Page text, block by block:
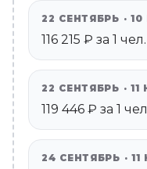
22 СЕНТЯБРЬ ·
116 215 ₽ за 1
22 СЕНТЯБРЬ · 11
119 446 ₽ за 1
24 СЕНТЯБРЬ · 11